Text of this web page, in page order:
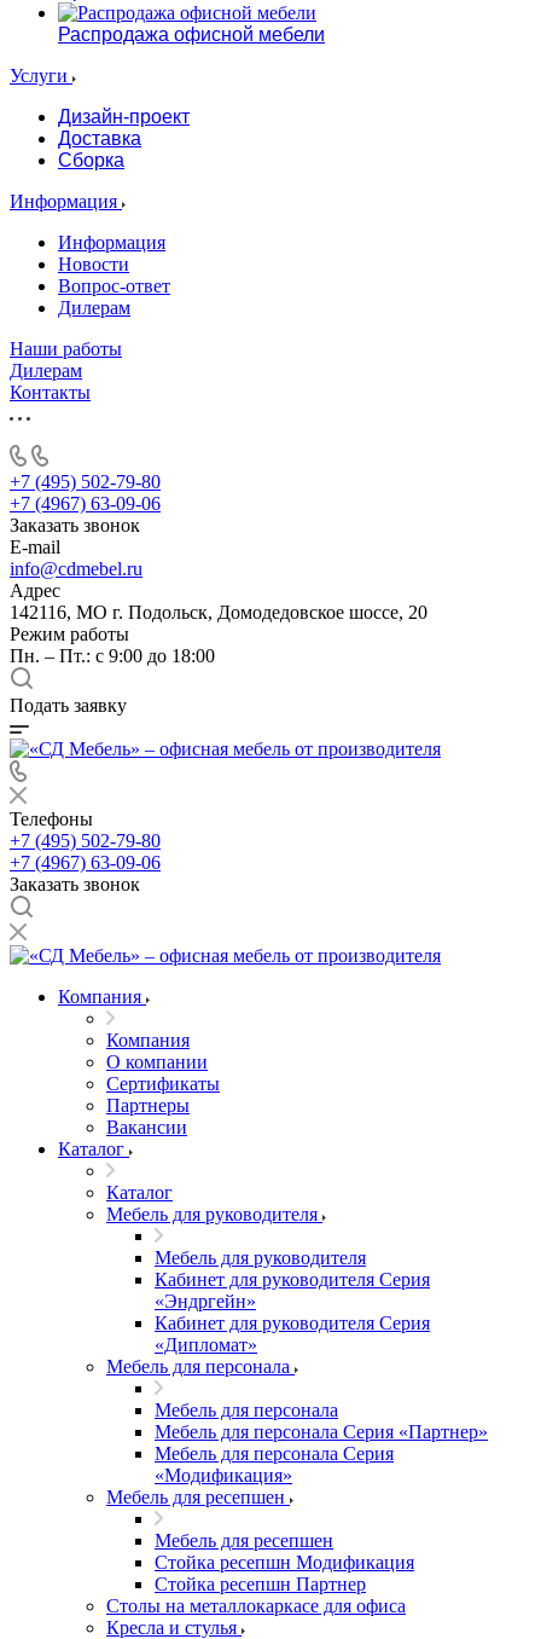
Распродажа офисной мебели
Услуги
Дизайн-проект
Доставка
Сборка
Информация
Информация
Новости
Вопрос-ответ
Дилерам
Наши работы
Дилерам
Контакты
+7 (495) 502-79-80
+7 (4967) 63-09-06
Заказать звонок
E-mail
info@cdmebel.ru
Адрес
142116, МО г. Подольск, Домодедовское шоссе, 20
Режим работы
Пн. – Пт.: с 9:00 до 18:00
Подать заявку
Телефоны
+7 (495) 502-79-80
+7 (4967) 63-09-06
Заказать звонок
Компания
Компания
О компании
Сертификаты
Партнеры
Вакансии
Каталог
Каталог
Мебель для руководителя
Мебель для руководителя
Кабинет для руководителя Серия
«Эндргейн»
Кабинет для руководителя Серия
«Дипломат»
Мебель для персонала
Мебель для персонала
Мебель для персонала Серия «Партнер»
Мебель для персонала Серия
«Модификация»
Мебель для ресепшен
Мебель для ресепшен
Стойка ресепшн Модификация
Стойка ресепшн Партнер
Столы на металлокаркасе для офиса
Кресла и стулья